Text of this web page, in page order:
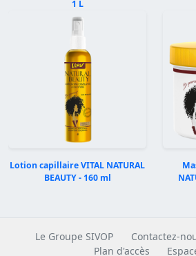
1 L
Lotion capillaire VITAL NATURAL
BEAUTY - 160 ml
Précédent
Le Groupe SIVOP Contactez-
Plan d'accès